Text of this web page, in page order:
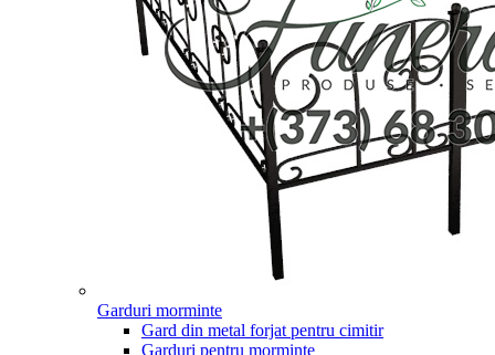
Garduri morminte
Gard din metal forjat pentru cimitir
Garduri pentru morminte